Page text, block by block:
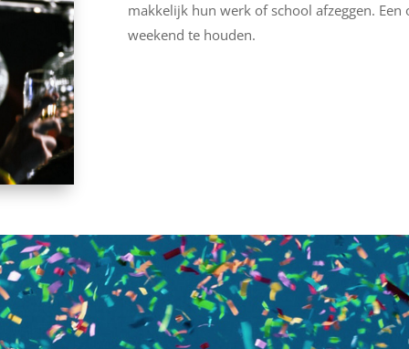
makkelijk hun werk of school afzeggen.
weekend te houden.